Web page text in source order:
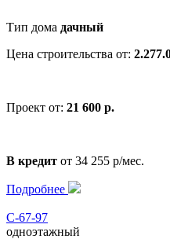
Тип дома дачный
Цена строительства от:
Проект от: 21 600 р.
В кредит от 34 255 р/мес.
Подробнее
С-67-97
одноэтажный